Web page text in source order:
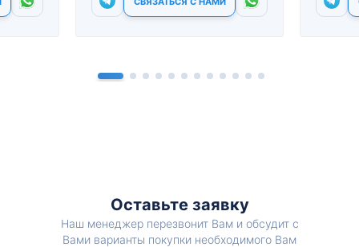
Оставьте заявку
Наш менеджер перезвонит Вам и обсудит с
Вами варианты покупки необходимого Вам